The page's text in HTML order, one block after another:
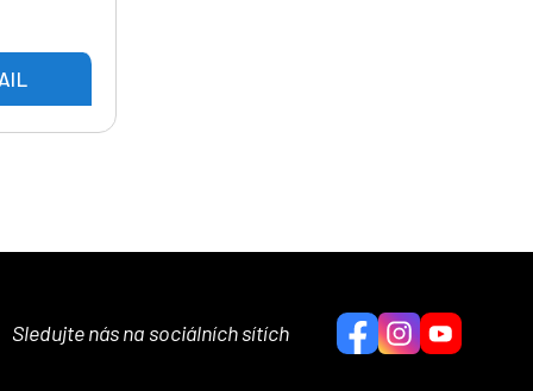
Sledujte nás na sociálních sítích